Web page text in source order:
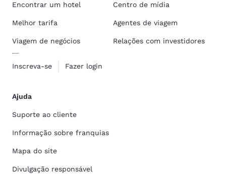
Encontrar um hotel
Melhor tarifa
Viagem de negócios
Inscreva-se Fazer login
Centro de mídia
Agentes de viagem
Relações com investidores
Ajuda
Suporte ao cliente
Informação sobre franquias
Mapa do site
Divulgação responsável